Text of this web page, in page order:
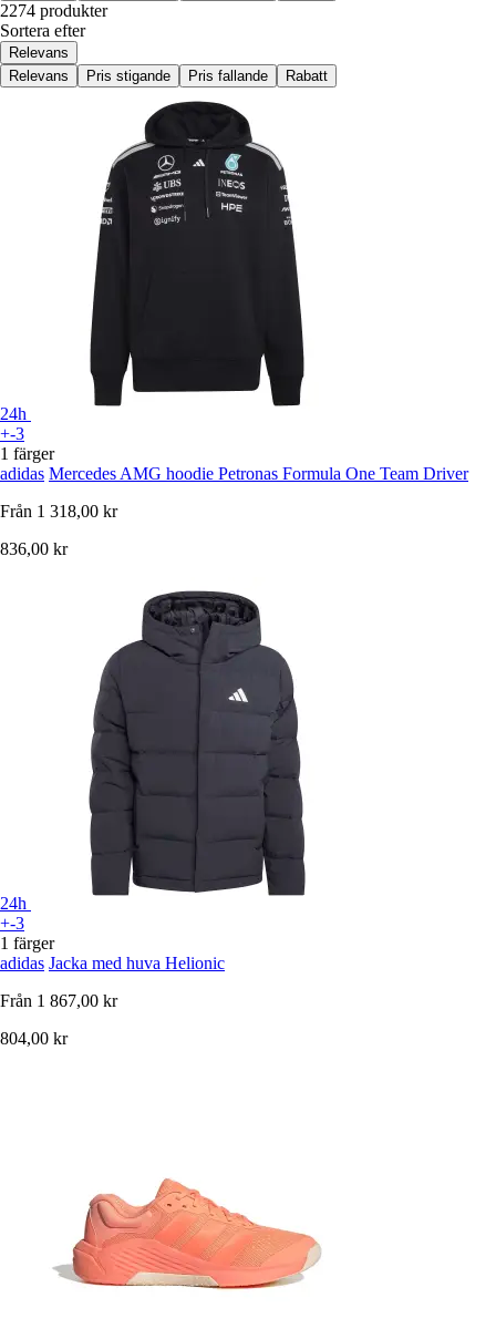
2274 produkter
Sortera efter
Relevans
Relevans
Pris stigande Pris fallande Rabatt
24h
+-3
1 färger
adidas Mercedes AMG hoodie Petronas Formula One Team Driver
Från 1 318,00 kr
836,00 kr
24h
+-3
1 färger
adidas Jacka med huva Helionic
Från 1 867,00 kr
804,00 kr